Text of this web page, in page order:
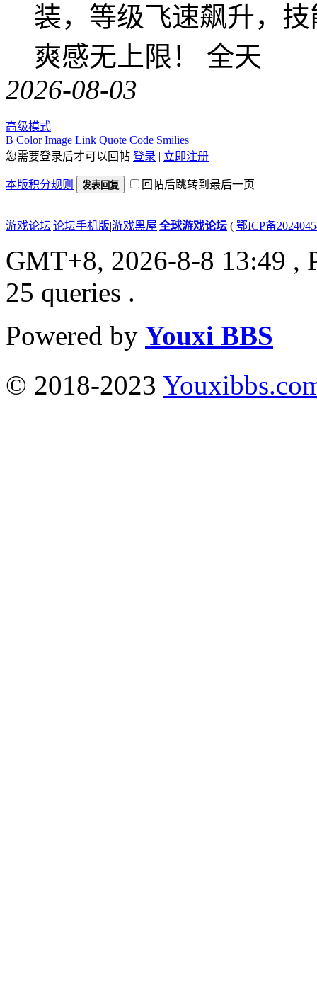
装，等级飞速飙升，
爽感无上限！ 全天
2026-08-03
高级模式
B Color Image Link Quote Code Smilies
您需要登录后才可以回帖 登录 | 立即注册
本版积分规则 发表回复 回帖后跳转到最后一页
游戏论坛|论坛手机版|游戏黑屋|全球游戏论坛 ( 鄂ICP备
GMT+8, 2026-8-8 13:49 ,
25 queries .
Powered by Youxi BBS
© 2018-2023